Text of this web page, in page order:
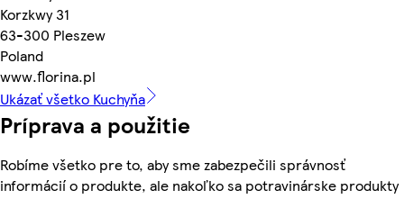
Korzkwy 31
63-300 Pleszew
Poland
www.florina.pl
Ukázať všetko Kuchyňa
Príprava a použitie
Robíme všetko pre to, aby sme zabezpečili správnosť
informácií o produkte, ale nakoľko sa potravinárske produkty